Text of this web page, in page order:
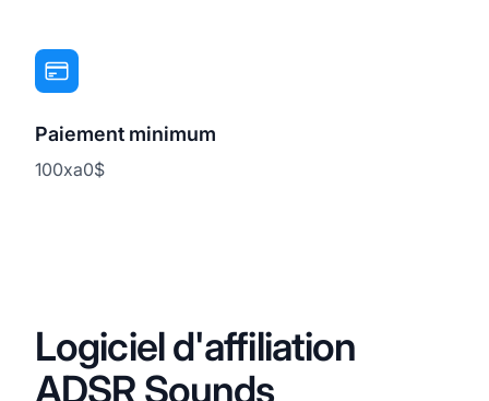
Paiement minimum
100xa0$
Logiciel d'affiliation
ADSR Sounds